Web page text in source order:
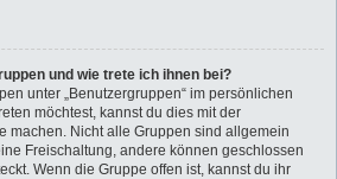
und wie trete ich ihnen bei?
unter „Benutzergruppen“ im persönlichen
möchtest, kannst du dies mit der
machen. Nicht alle Gruppen sind allgemein
Freischaltung, andere können geschlossen
Wenn die Gruppe offen ist, kannst du ihr